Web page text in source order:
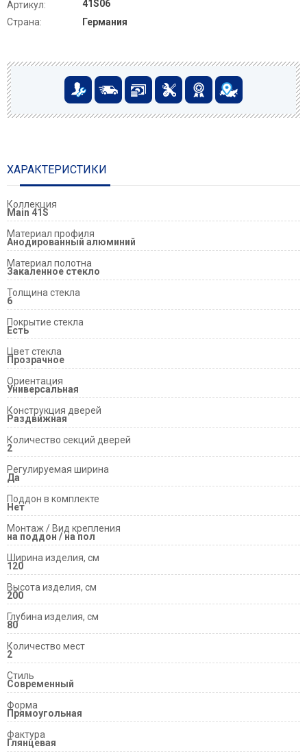
Артикул:
41S06
Страна:
Германия
ХАРАКТЕРИСТИКИ
Коллекция
Main 41S
Материал профиля
Анодированный алюминий
Материал полотна
Закаленное стекло
Толщина стекла
6
Покрытие стекла
Есть
Цвет стекла
Прозрачное
Ориентация
Универсальная
Конструкция дверей
Раздвижная
Количество секций дверей
2
Регулируемая ширина
Да
Поддон в комплекте
Нет
Монтаж / Вид крепления
на поддон / на пол
Ширина изделия, см
120
Высота изделия, см
200
Глубина изделия, см
80
Количество мест
2
Стиль
Современный
Форма
Прямоугольная
Фактура
Глянцевая